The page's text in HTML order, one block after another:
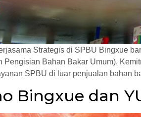
Strategis di SPBU Bingxue
Bahan Bakar Umum).
SPBU di luar penjualan bahan
Bingxue dan